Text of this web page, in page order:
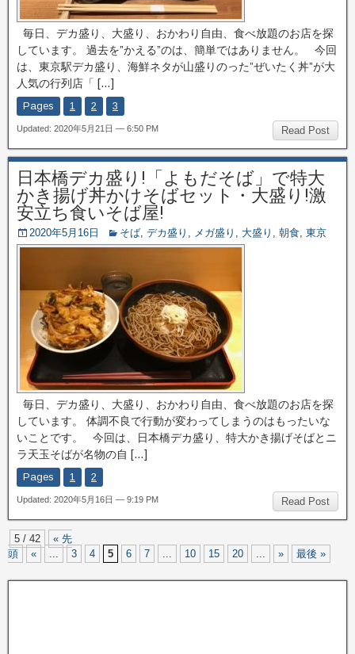
毎日、デカ盛り、大盛り、おかわり自由、食べ放題のお店を探
しています。 過去を”かえる”のは、簡単ではありません。 今回
は、東京駅デカ盛り、海鮮ネタが山盛りのった”ぜいたく丼”が大
人気の行列店「 […]
Pages 1 2 3
Read Post
Updated: 2020年5月21日 — 6:50 PM
日本橋デカ盛り!「よもだそば」で特大
かき揚げ丼かけそばセット・大盛り!激
安立ち食いそば屋!
2020年5月16日 そば, デカ盛り , メガ盛り , 大盛り , 朝食, 東京
毎日、デカ盛り、大盛り、おかわり自由、食べ放題のお店を探
しています。 体調不良で行動が変わってしまうのはもったいな
いことです。 今回は、日本橋デカ盛り、特大かき揚げそばとニ
ラ天玉そばが名物の自 […]
Pages 1 2
Read Post
Updated: 2020年5月16日 — 9:19 PM
5 / 42
« 先
頭
« ... 3 4 5 6 7 ... 10 15 20 ... » 最後 »